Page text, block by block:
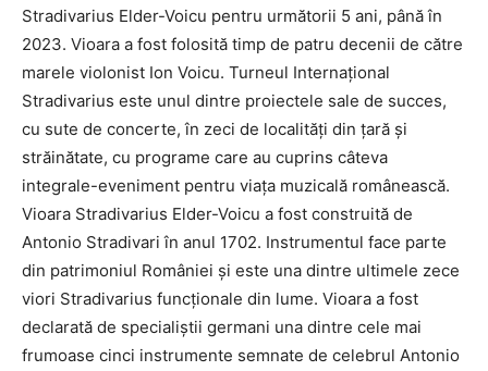
Stradivarius Elder-Voicu pentru următorii 5 ani, până în
2023. Vioara a fost folosită timp de patru decenii de către
marele violonist Ion Voicu. Turneul Internațional
Stradivarius este unul dintre proiectele sale de succes,
cu sute de concerte, în zeci de localităţi din ţară și
străinătate, cu programe care au cuprins câteva
integrale-eveniment pentru viața muzicală românească.
Vioara Stradivarius Elder-Voicu a fost construită de
Antonio Stradivari în anul 1702. Instrumentul face parte
din patrimoniul României și este una dintre ultimele zece
viori Stradivarius funcționale din lume. Vioara a fost
declarată de specialiștii germani una dintre cele mai
frumoase cinci instrumente semnate de celebrul Antonio